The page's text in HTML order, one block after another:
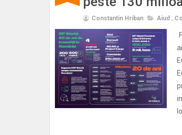
Constantin Hriban Aiud ,